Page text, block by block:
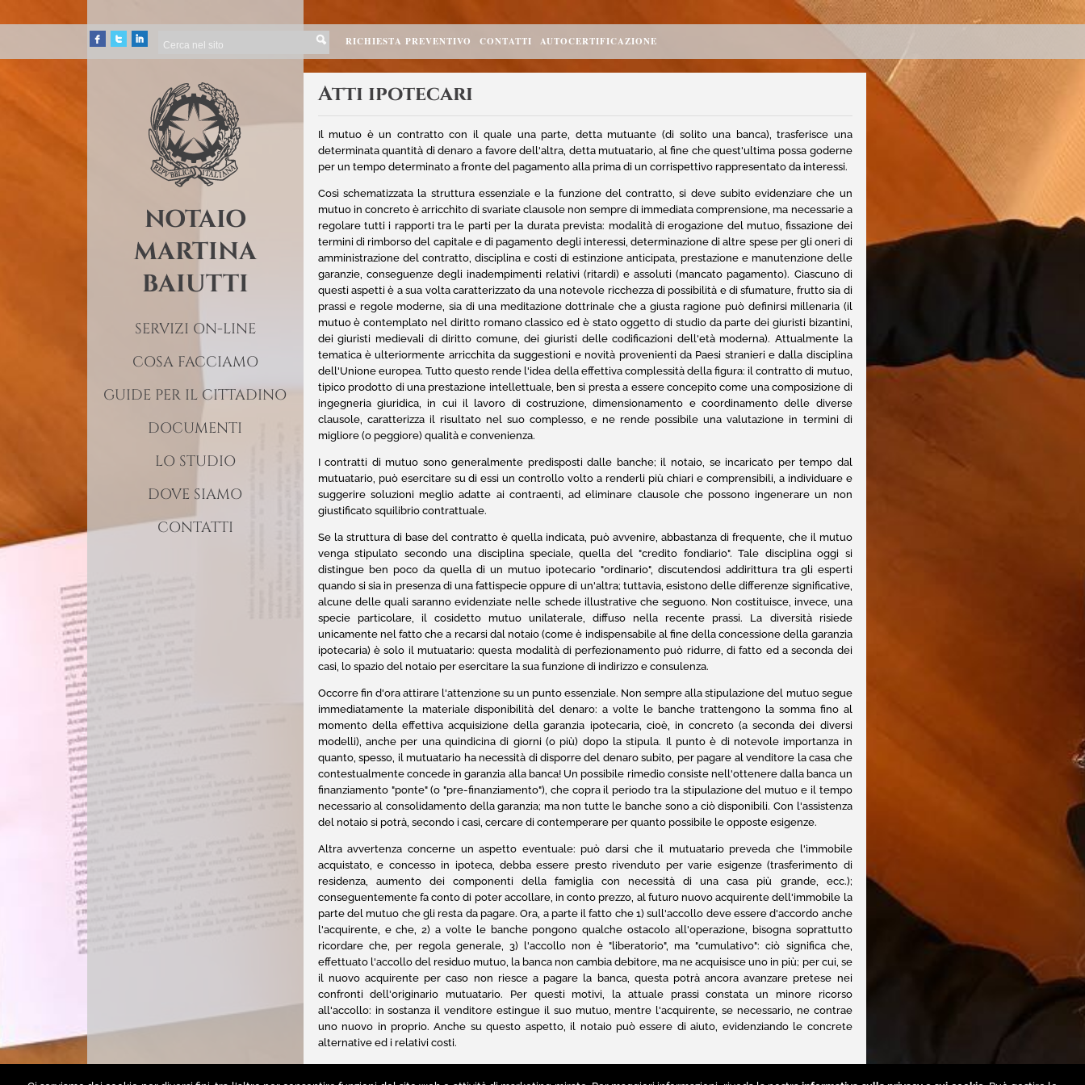
RICHIESTA PREVENTIVO CONTATTI AUTOCERTIFICAZIONE
NOTAIO
MARTINA
BAIUTTI
SERVIZI ON-LINE
COSA FACCIAMO
GUIDE PER IL CITTADINO
DOCUMENTI
LO STUDIO
DOVE SIAMO
CONTATTI
Atti ipotecari
Il mutuo è un contratto con il quale una parte, detta mutuante (di solito una banca), trasferisce una
determinata quantità di denaro a favore dell'altra, detta mutuatario, al fine che quest'ultima possa goderne
per un tempo determinato a fronte del pagamento alla prima di un corrispettivo rappresentato da interessi.
Così schematizzata la struttura essenziale e la funzione del contratto, si deve subito evidenziare che un
mutuo in concreto è arricchito di svariate clausole non sempre di immediata comprensione, ma necessarie a
regolare tutti i rapporti tra le parti per la durata prevista: modalità di erogazione del mutuo, fissazione dei
termini di rimborso del capitale e di pagamento degli interessi, determinazione di altre spese per gli oneri di
amministrazione del contratto, disciplina e costi di estinzione anticipata, prestazione e manutenzione delle
garanzie, conseguenze degli inadempimenti relativi (ritardi) e assoluti (mancato pagamento). Ciascuno di
questi aspetti è a sua volta caratterizzato da una notevole ricchezza di possibilità e di sfumature, frutto sia di
prassi e regole moderne, sia di una meditazione dottrinale che a giusta ragione può definirsi millenaria (il
mutuo è contemplato nel diritto romano classico ed è stato oggetto di studio da parte dei giuristi bizantini,
dei giuristi medievali di diritto comune, dei giuristi delle codificazioni dell'età moderna). Attualmente la
tematica è ulteriormente arricchita da suggestioni e novità provenienti da Paesi stranieri e dalla disciplina
dell'Unione europea. Tutto questo rende l'idea della effettiva complessità della figura: il contratto di mutuo,
tipico prodotto di una prestazione intellettuale, ben si presta a essere concepito come una composizione di
ingegneria giuridica, in cui il lavoro di costruzione, dimensionamento e coordinamento delle diverse
clausole, caratterizza il risultato nel suo complesso, e ne rende possibile una valutazione in termini di
migliore (o peggiore) qualità e convenienza.
I contratti di mutuo sono generalmente predisposti dalle banche; il notaio, se incaricato per tempo dal
mutuatario, può esercitare su di essi un controllo volto a renderli più chiari e comprensibili, a individuare e
suggerire soluzioni meglio adatte ai contraenti, ad eliminare clausole che possono ingenerare un non
giustificato squilibrio contrattuale.
Se la struttura di base del contratto è quella indicata, può avvenire, abbastanza di frequente, che il mutuo
venga stipulato secondo una disciplina speciale, quella del "credito fondiario". Tale disciplina oggi si
distingue ben poco da quella di un mutuo ipotecario "ordinario", discutendosi addirittura tra gli esperti
quando si sia in presenza di una fattispecie oppure di un'altra; tuttavia, esistono delle differenze significative,
alcune delle quali saranno evidenziate nelle schede illustrative che seguono. Non costituisce, invece, una
specie particolare, il cosidetto mutuo unilaterale, diffuso nella recente prassi. La diversità risiede
unicamente nel fatto che a recarsi dal notaio (come è indispensabile al fine della concessione della garanzia
ipotecaria) è solo il mutuatario: questa modalità di perfezionamento può ridurre, di fatto ed a seconda dei
casi, lo spazio del notaio per esercitare la sua funzione di indirizzo e consulenza.
Occorre fin d'ora attirare l'attenzione su un punto essenziale. Non sempre alla stipulazione del mutuo segue
immediatamente la materiale disponibilità del denaro: a volte le banche trattengono la somma fino al
momento della effettiva acquisizione della garanzia ipotecaria, cioè, in concreto (a seconda dei diversi
modelli), anche per una quindicina di giorni (o più) dopo la stipula. Il punto è di notevole importanza in
quanto, spesso, il mutuatario ha necessità di disporre del denaro subito, per pagare al venditore la casa che
contestualmente concede in garanzia alla banca! Un possibile rimedio consiste nell'ottenere dalla banca un
finanziamento "ponte" (o "pre-finanziamento"), che copra il periodo tra la stipulazione del mutuo e il tempo
necessario al consolidamento della garanzia; ma non tutte le banche sono a ciò disponibili. Con l'assistenza
del notaio si potrà, secondo i casi, cercare di contemperare per quanto possibile le opposte esigenze.
Altra avvertenza concerne un aspetto eventuale: può darsi che il mutuatario preveda che l'immobile
acquistato, e concesso in ipoteca, debba essere presto rivenduto per varie esigenze (trasferimento di
residenza, aumento dei componenti della famiglia con necessità di una casa più grande, ecc.);
conseguentemente fa conto di poter accollare, in conto prezzo, al futuro nuovo acquirente dell'immobile la
parte del mutuo che gli resta da pagare. Ora, a parte il fatto che 1) sull'accollo deve essere d'accordo anche
l'acquirente, e che, 2) a volte le banche pongono qualche ostacolo all'operazione, bisogna soprattutto
ricordare che, per regola generale, 3) l'accollo non è "liberatorio", ma "cumulativo": ciò significa che,
effettuato l'accollo del residuo mutuo, la banca non cambia debitore, ma ne acquisisce uno in più; per cui, se
il nuovo acquirente per caso non riesce a pagare la banca, questa potrà ancora avanzare pretese nei
confronti dell'originario mutuatario. Per questi motivi, la attuale prassi constata un minore ricorso
all'accollo: in sostanza il venditore estingue il suo mutuo, mentre l'acquirente, se necessario, ne contrae
uno nuovo in proprio. Anche su questo aspetto, il notaio può essere di aiuto, evidenziando le concrete
alternative ed i relativi costi.